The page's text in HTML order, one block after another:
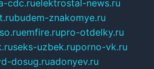
cdc.ruelektrostal-news.ru
budem-znakomye.ru
emfire.rupro-otdelky.ru
seks-uzbek.ruporno-vk.ru
dosug.ruadonyev.ru